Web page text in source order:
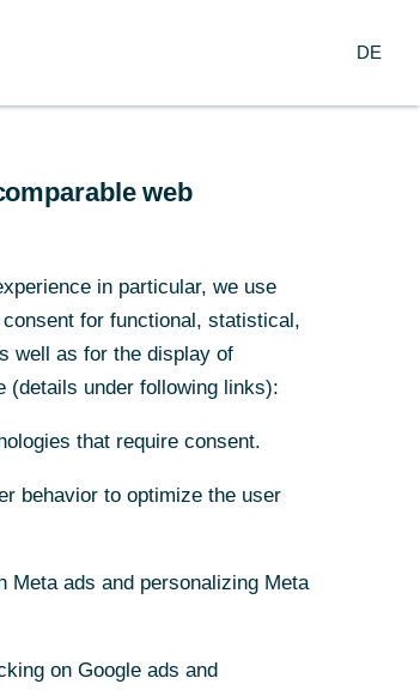
DE
web
in particular, we use
for functional, statistical,
well as for the display of
(details under following links):
that require consent.
behavior to optimize the user
Meta ads and personalizing Meta
on Google ads and